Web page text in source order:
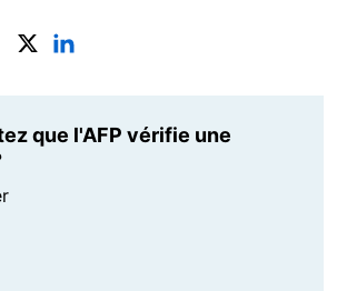
que l'AFP vérifie une